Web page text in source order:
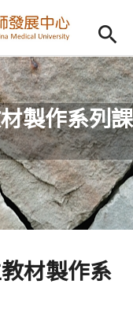
Open
Open
Open
Open
Open
Open
製作系列課
材製作系